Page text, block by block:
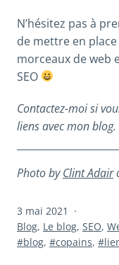
N’hésitez pas à
de mettre en
morceaux de web
SEO
Contactez-moi si
liens avec mon blog.
Photo byClint Adair
Publié
le
3 mai 2021
Catégorisé
comme
Blog, Le blog, SEO,
Étiqueté
blog, copains,